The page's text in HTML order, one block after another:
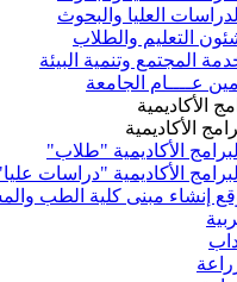
العليا والبحوث
التعليم والطلاب
المجتمع وتنمية البيئة
عــــام الجامعة
الأكاديمية
الأكاديمية
البرامج الأكاديمية "طلاب"
البرامج الأكاديمية "دراسات
إنشاء مبنى كلية الطب